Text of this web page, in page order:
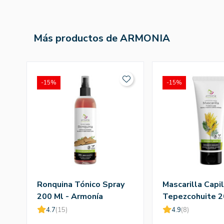
Más productos de ARMONIA
Ronquina Tónico Spray
200 Ml - Armonía
4.7(15)
-15%
Mascarilla
Tepezcohuite
Armonía
4.9(8)
-15%